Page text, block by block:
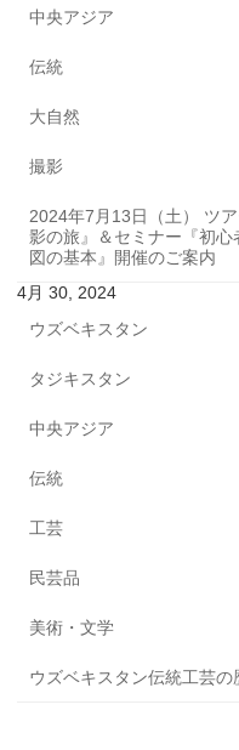
中央アジア
伝統
大自然
撮影
2024年7月13日（土） ツ
影の旅』＆セミナー『初
図の基本』開催のご案内
4月 30, 2024
ウズベキスタン
タジキスタン
中央アジア
伝統
工芸
民芸品
美術・文学
ウズベキスタン伝統工芸